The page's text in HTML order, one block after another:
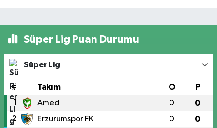
Süper Lig Puan Durumu
Süper Lig
# Takım O P
1 Amed 0 0
2 Erzurumspor FK 0 0